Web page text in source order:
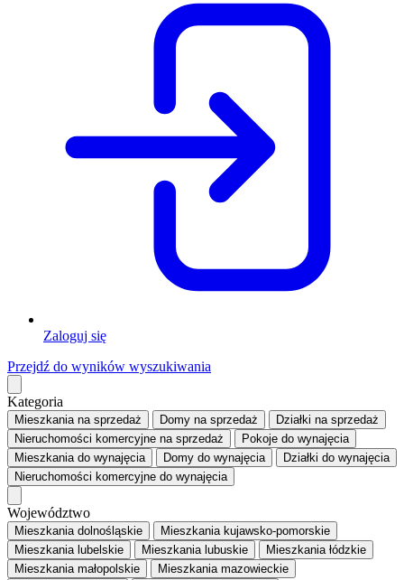
Zaloguj się
Przejdź do wyników wyszukiwania
Kategoria
Mieszkaniana sprzedaż Domy na sprzedaż Działki na sprzedaż
Nieruchomości komercyjne na sprzedaż Pokoje do wynajęcia
Mieszkaniado wynajęcia Domy do wynajęcia Działki do wynajęcia
Nieruchomości komercyjne do wynajęcia
Województwo
Mieszkania dolnośląskie
Mieszkania kujawsko-pomorskie
Mieszkania lubelskie
Mieszkania lubuskie
Mieszkania łódzkie
Mieszkania małopolskie
Mieszkania mazowieckie